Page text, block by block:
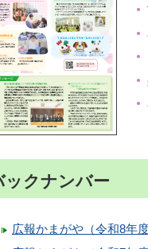
ックナンバー
広報かまがや（令和8年度